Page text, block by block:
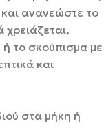
ανανεώστε το
ή το σκούπισμα με
και
στα μήκη ή